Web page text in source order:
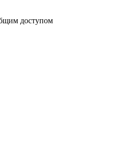
доступом